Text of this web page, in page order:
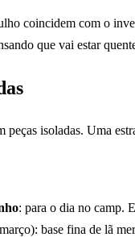
coincidem com o
que vai estar
peças isoladas. Uma
: para o dia no camp.
base fina de lã